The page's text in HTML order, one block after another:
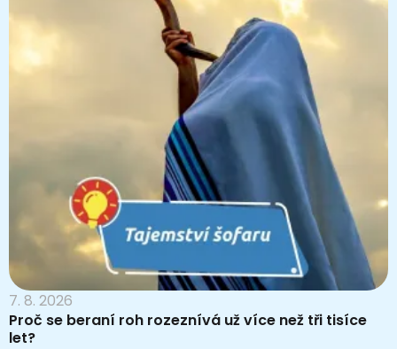
7. 8. 2026
Proč se beraní roh rozeznívá už více než tři tisíce
let?